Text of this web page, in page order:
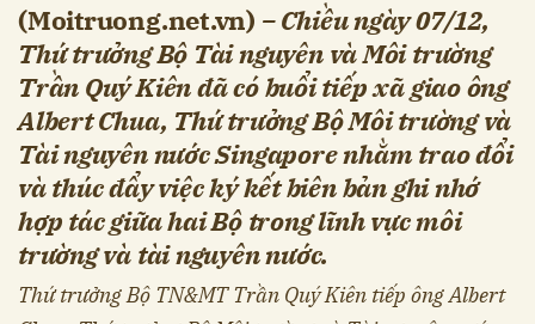
(Moitruong.net.vn) – Chiều ngày 07/12,
Thứ trưởng Bộ Tài nguyên và Môi trường
Trần Quý Kiên đã có buổi tiếp xã giao ông
Albert Chua, Thứ trưởng Bộ Môi trường và
Tài nguyên nước Singapore nhằm trao đổi
và thúc đẩy việc ký kết biên bản ghi nhớ
hợp tác giữa hai Bộ trong lĩnh vực môi
trường và tài nguyên nước.
Thứ trưởng Bộ TN&MT Trần Quý Kiên tiếp ông Albert